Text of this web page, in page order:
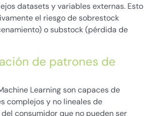
datasets y variables externas. Esto
el riesgo de sobrestock
o substock (pérdida de
de patrones de
Learning son capaces de
complejos y no lineales de
consumidor que no pueden ser